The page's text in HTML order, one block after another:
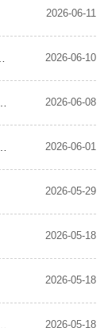
2026-06-11
2026-06-10
2026-06-08
2026-06-01
2026-05-29
2026-05-18
2026-05-18
2026-05-18